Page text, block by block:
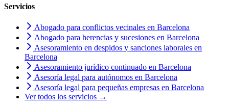
Servicios
Abogado para conflictos vecinales en Barcelona
Abogado para herencias y sucesiones en Barcelona
Asesoramiento en despidos y sanciones laborales en
Barcelona
Asesoramiento jurídico continuado en Barcelona
Asesoría legal para autónomos en Barcelona
Asesoría legal para pequeñas empresas en Barcelona
Ver todos los servicios →